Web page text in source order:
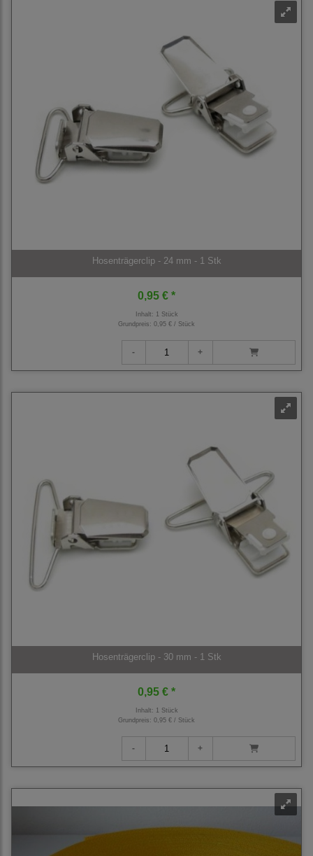
Hosenträgerclip - 24 mm - 1 Stk
0,95 € *
Inhalt: 1 Stück
Grundpreis: 0,95 € / Stück
Hosenträgerclip - 30 mm - 1 Stk
0,95 € *
Inhalt: 1 Stück
Grundpreis: 0,95 € / Stück